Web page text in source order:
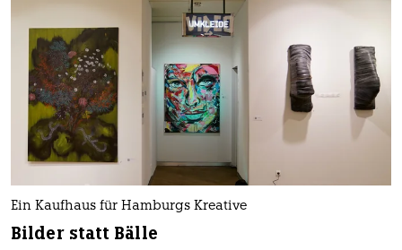
Ein Kaufhaus für Hamburgs Kreative
Bilder statt Bälle